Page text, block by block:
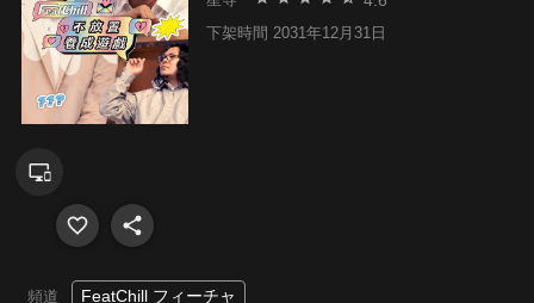
下架時間 2031年12月31日
頻道 FeatChill フィーチャ